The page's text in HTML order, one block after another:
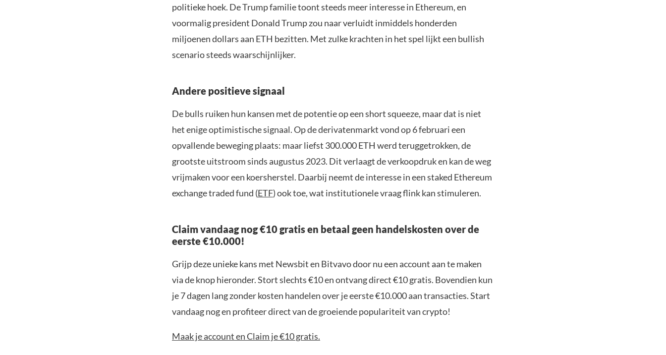
politieke hoek. De Trump familie toont steeds meer interesse in Ethereum, en
voormalig president Donald Trump zou naar verluidt inmiddels honderden
miljoenen dollars aan ETH bezitten. Met zulke krachten in het spel lijkt een bullish
scenario steeds waarschijnlijker.
Andere positieve signaal
De bulls ruiken hun kansen met de potentie op een short squeeze, maar dat is niet
het enige optimistische signaal. Op de derivatenmarkt vond op 6 februari een
opvallende beweging plaats: maar liefst 300.000 ETH werd teruggetrokken, de
grootste uitstroom sinds augustus 2023. Dit verlaagt de verkoopdruk en kan de weg
vrijmaken voor een koersherstel. Daarbij neemt de interesse in een staked Ethereum
exchange traded fund (ETF) ook toe, wat institutionele vraag flink kan stimuleren.
Claim vandaag nog €10 gratis en betaal geen handelskosten over de
eerste €10.000!
Grijp deze unieke kans met Newsbit en Bitvavo door nu een account aan te maken
via de knop hieronder. Stort slechts €10 en ontvang direct €10 gratis. Bovendien kun
je 7 dagen lang zonder kosten handelen over je eerste €10.000 aan transacties. Start
vandaag nog en profiteer direct van de groeiende populariteit van crypto!
Maak je account en Claim je €10 gratis.